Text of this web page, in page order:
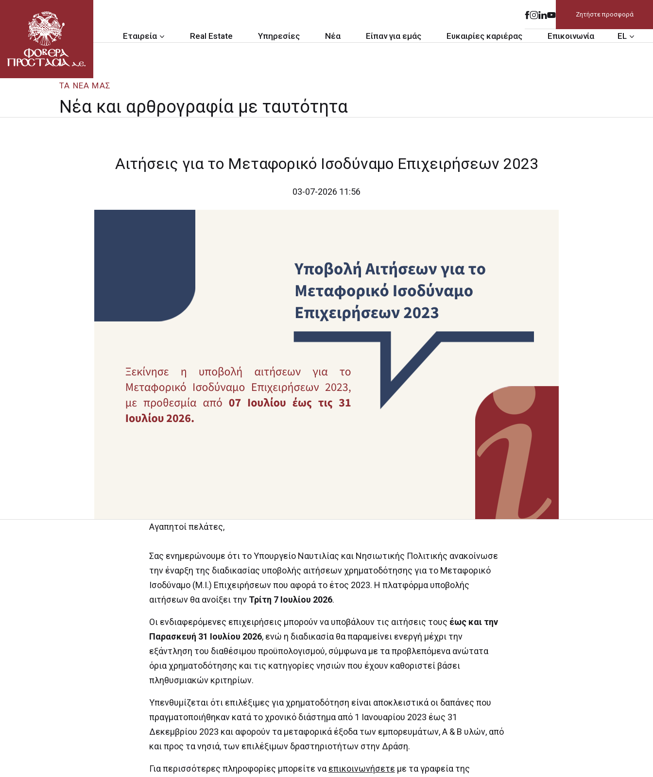
Ζητήστε προσφορά
Εταιρεία Real Estate Υπηρεσίες Νέα Είπαν για εμάς Ευκαιρίες καριέρας Επικοινωνία EL
ΤΑ ΝΕΑ ΜΑΣ
Νέα και αρθρογραφία με ταυτότητα
Αιτήσεις για το Μεταφορικό Ισοδύναμο Επιχειρήσεων 2023
03-07-2026 11:56
Αγαπητοί πελάτες,
Σας ενημερώνουμε ότι το Υπουργείο Ναυτιλίας και Νησιωτικής Πολιτικής ανακοίνωσε
την έναρξη της διαδικασίας υποβολής αιτήσεων χρηματοδότησης για το Μεταφορικό
Ισοδύναμο (Μ.Ι.) Επιχειρήσεων που αφορά το έτος 2023. Η πλατφόρμα υποβολής
αιτήσεων θα ανοίξει την Τρίτη 7 Ιουλίου 2026.
Οι ενδιαφερόμενες επιχειρήσεις μπορούν να υποβάλουν τις αιτήσεις τους έως και την
Παρασκευή 31 Ιουλίου 2026, ενώ η διαδικασία θα παραμείνει ενεργή μέχρι την
εξάντληση του διαθέσιμου προϋπολογισμού, σύμφωνα με τα προβλεπόμενα ανώτατα
όρια χρηματοδότησης και τις κατηγορίες νησιών που έχουν καθοριστεί βάσει
πληθυσμιακών κριτηρίων.
Υπενθυμίζεται ότι επιλέξιμες για χρηματοδότηση είναι αποκλειστικά οι δαπάνες που
πραγματοποιήθηκαν κατά το χρονικό διάστημα από 1 Ιανουαρίου 2023 έως 31
Δεκεμβρίου 2023 και αφορούν τα μεταφορικά έξοδα των εμπορευμάτων, Α & Β υλών, από
και προς τα νησιά, των επιλέξιμων δραστηριοτήτων στην Δράση.
Για περισσότερες πληροφορίες μπορείτε να επικοινωνήσετε με τα γραφεία της